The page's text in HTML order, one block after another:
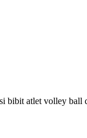
bibit atlet volley ball